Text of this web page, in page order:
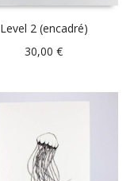
Level 2 (encadré)
30,00€